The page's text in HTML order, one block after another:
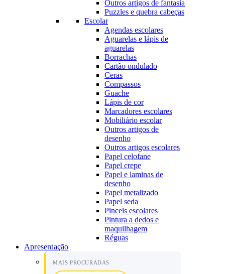
Outros artigos de fantasia
Puzzles e quebra cabeças
Escolar
Agendas escolares
Aguarelas e lápis de
aguarelas
Borrachas
Cartão ondulado
Ceras
Compassos
Guache
Lápis de cor
Marcadores escolares
Mobiliário escolar
Outros artigos de
desenho
Outros artigos escolares
Papel celofane
Papel crepe
Papel e laminas de
desenho
Papel metalizado
Papel seda
Pinceis escolares
Pintura a dedos e
maquilhagem
Réguas
Apresentação
MAIS PROCURADAS